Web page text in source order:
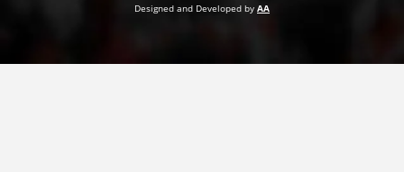
Designed and Developed by AA